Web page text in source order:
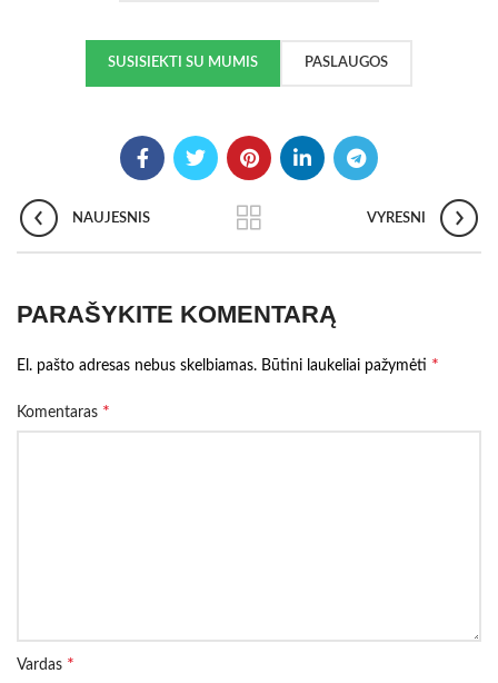
SUSISIEKTI SU MUMIS PASLAUGOS
NAUJESNIS VYRESNI
PARAŠYKITE KOMENTARĄ
El. pašto adresas nebus skelbiamas. Būtini laukeliai pažymėti *
Komentaras *
Vardas *